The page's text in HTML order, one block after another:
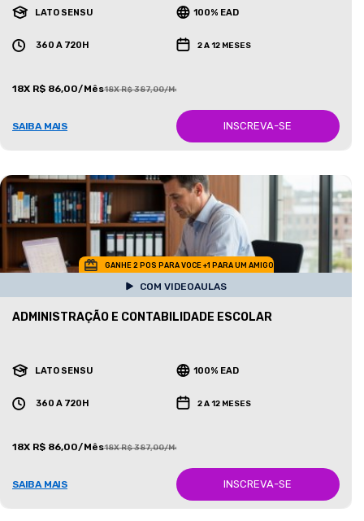
LATO SENSU 100% EAD
360 A 720H 2 A 12 MESES
18X R$ 86,00/Mês18X R$ 387,00/Mês
SAIBA MAIS INSCREVA-SE
GANHE 2 POS PARA VOCE +1 PARA UM AMIGO
COM VIDEOAULAS
ADMINISTRAÇÃO E CONTABILIDADE ESCOLAR
LATO SENSU 100% EAD
360 A 720H 2 A 12 MESES
18X R$ 86,00/Mês18X R$ 387,00/Mês
SAIBA MAIS INSCREVA-SE